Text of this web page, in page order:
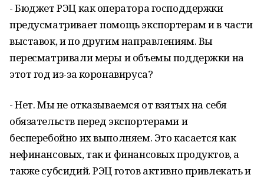
- Бюджет РЭЦ как оператора господдержки
предусматривает помощь экспортерам и в части
выставок, и по другим направлениям. Вы
пересматривали меры и объемы поддержки на
этот год из-за коронавируса?
- Нет. Мы не отказываемся от взятых на себя
обязательств перед экспортерами и
бесперебойно их выполняем. Это касается как
нефинансовых, так и финансовых продуктов, а
также субсидий. РЭЦ готов активно привлекать и